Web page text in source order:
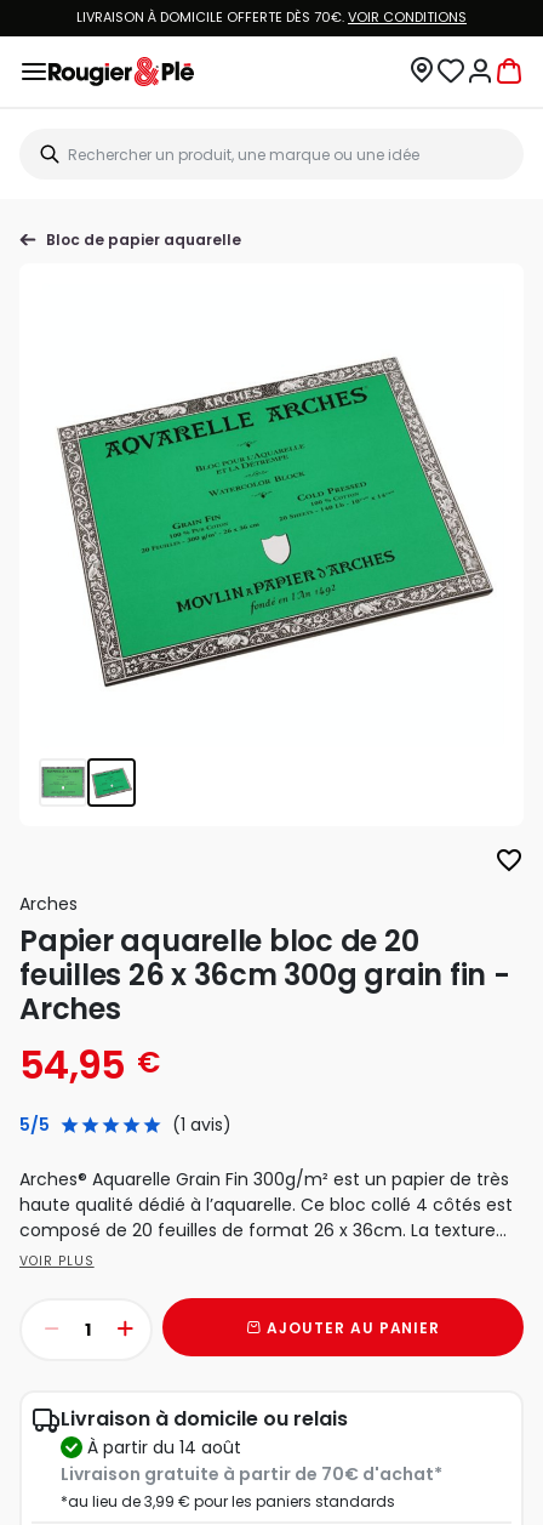
LIVRAISON À DOMICILE OFFERTE DÈS 70€.VOIR CONDITIONS
Bloc de papier aquarelle
favorite_border
Arches
Papier aquarelle bloc de 20
feuilles 26 x 36cm 300g grain fin -
Arches
54,95 €
5/5 (1 avis)
Arches® Aquarelle Grain Fin 300g/m² est un papier de très
haute qualité dédié à l’aquarelle. Ce bloc collé 4 côtés est
composé de 20 feuilles de format 26 x 36cm. La texture...
VOIR PLUS
AJOUTER AU PANIER
Livraison à domicile ou relais
à partir du 14 août
Livraison gratuite à partir de 70€ d'achat*
*au lieu de 3,99 € pour les paniers standards